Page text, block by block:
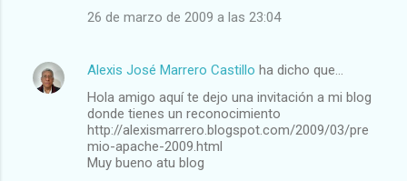
26 de marzo de 2009 a las 23:04
Alexis José Marrero Castillo ha dicho que…
Hola amigo aquí te dejo una invitación a mi blog
donde tienes un reconocimiento
http://alexismarrero.blogspot.com/2009/03/pre
mio-apache-2009.html
Muy bueno atu blog